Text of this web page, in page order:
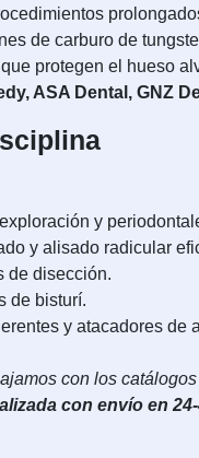
de carburo de
protegen el hueso
ASA Dental, GNZ
y
y alisado radicular
de disección.
de bisturí.
y atacadores de
con los
con envío en